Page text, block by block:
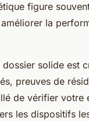
figure
la
solide est
preuves de
de vérifier votre
les dispositifs